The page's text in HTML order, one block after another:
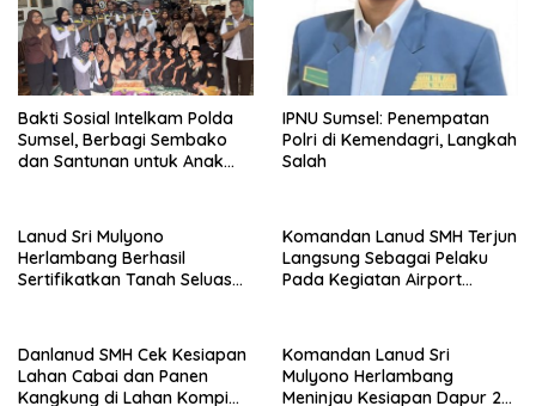
Bakti Sosial Intelkam Polda
Sumsel, Berbagi Sembako
dan Santunan untuk Anak
IPNU Sumsel: Penempatan
Polri di Kemendagri, Langkah
Salah
Lanud Sri Mulyono
Herlambang Berhasil
Sertifikatkan Tanah Seluas
Komandan Lanud SMH Terjun
Langsung Sebagai Pelaku
Pada Kegiatan Airport
Serta Emergency Response
Plan
Danlanud SMH Cek Kesiapan
Lahan Cabai dan Panen
Kangkung di Lahan Kompi
Komandan Lanud Sri
Mulyono Herlambang
Meninjau Kesiapan Dapur 2